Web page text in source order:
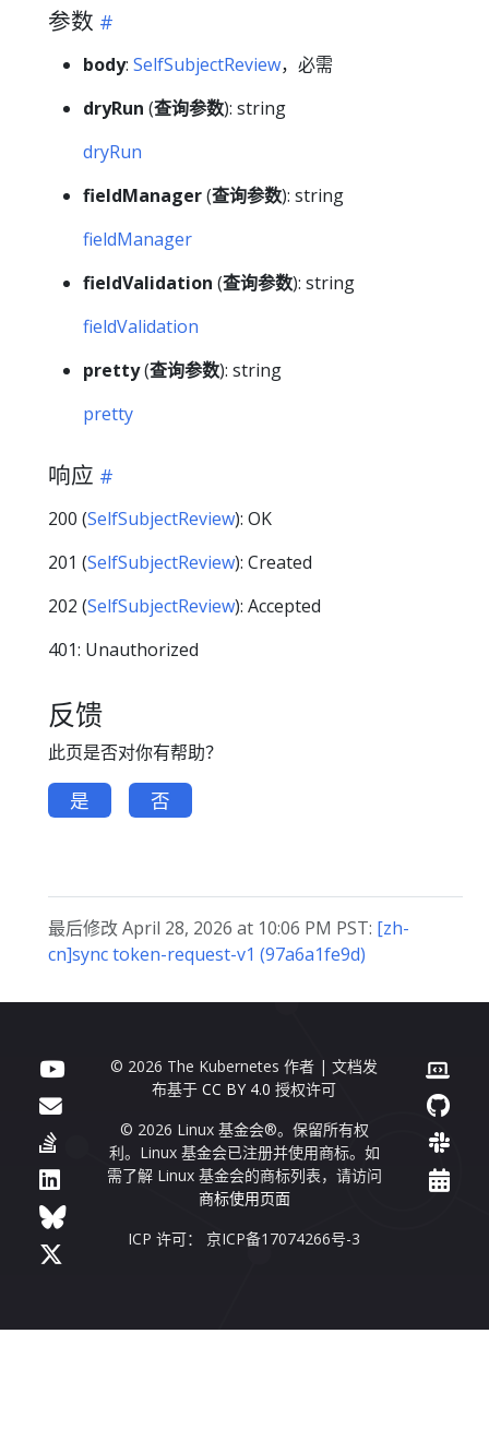
参数
body: SelfSubjectReview，必需
dryRun (查询参数): string
dryRun
fieldManager(查询参数): string
fieldManager
fieldValidation (查询参数): string
fieldValidation
pretty(查询参数): string
pretty
响应
200 (SelfSubjectReview): OK
201 (SelfSubjectReview): Created
202 (SelfSubjectReview): Accepted
401: Unauthorized
反馈
此页是否对你有帮助？
是 否
最后修改 April 28, 2026 at 10:06 PM PST: [zh-
cn]sync token-request-v1 (97a6a1fe9d)
© 2026 The Kubernetes 作者 | 文档发
布基于CC BY 4.0 授权许可
© 2026 Linux 基金会®。保留所有权
利。Linux 基金会已注册并使用商标。如
需了解 Linux 基金会的商标列表，请访问
商标使用页面
ICP 许可： 京ICP备17074266号-3